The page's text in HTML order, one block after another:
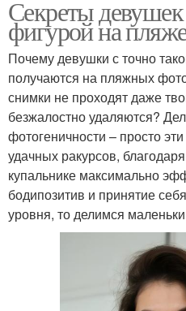
Секреты
фигурой на
Почему девушки с точно
получаются на пляжных
снимки не проходят даже
безжалостно удаляются?
фотогеничности – просто
удачных ракурсов,
купальнике максимально
бодипозитив и принятие
уровня, то делимся